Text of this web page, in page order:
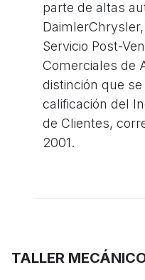
parte de altas
Servicio Post-
Comerciales de
distinción que
calificación del
de Clientes,
2001.
TALLER